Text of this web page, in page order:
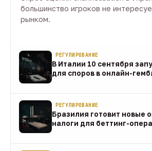
большинство игроков не
рынком.
РЕГУЛИРОВАНИЕ
В Италии 10 сентября
для споров в онлайн-
РЕГУЛИРОВАНИЕ
Бразилия готовит новые
налоги для беттинг-